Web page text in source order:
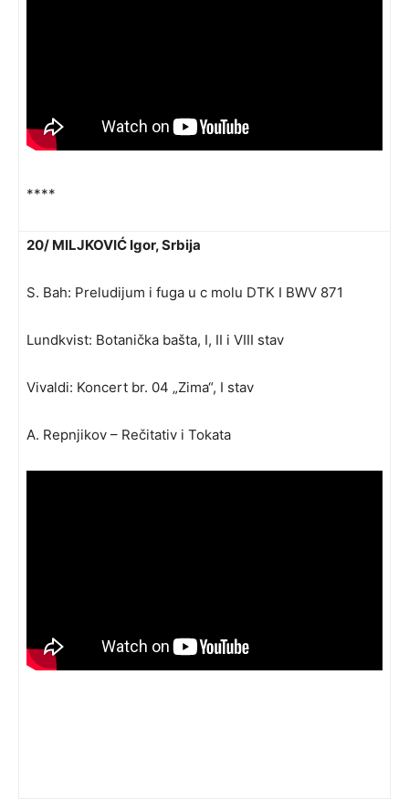
****
20/ MILJKOVIĆ Igor, Srbija
S. Bah: Preludijum i fuga u c molu DTK I BWV 871
Lundkvist: Botanička bašta, I, II i VIII stav
Vivaldi: Koncert br. 04 „Zima“, I stav
A. Repnjikov – Rečitativ i Tokata